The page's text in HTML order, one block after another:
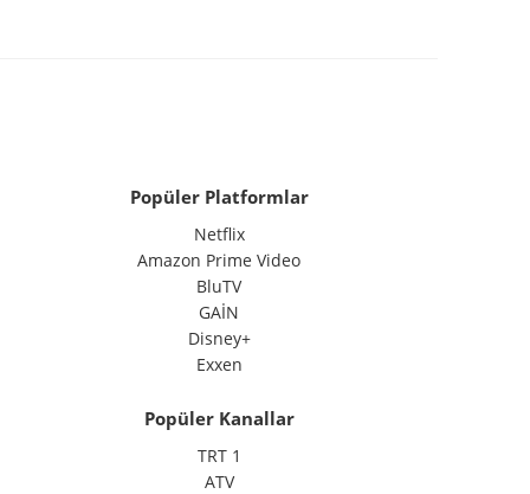
Popüler Platformlar
Netflix
Amazon Prime Video
BluTV
GAİN
Disney+
Exxen
Popüler Kanallar
TRT 1
ATV